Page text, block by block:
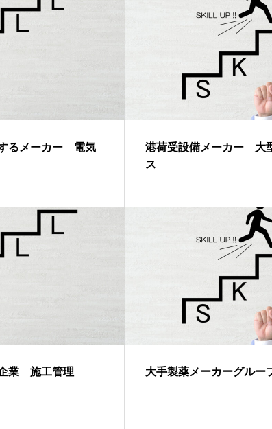
るメーカー 電気
港荷受設備メーカー 大
ス
業 施工管理 大手製薬メーカーグル